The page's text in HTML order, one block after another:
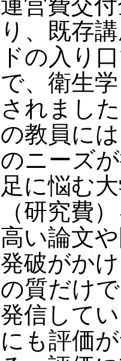
り、既存
ドの入り
で、衛生
されまし
の教員に
のニーズ
足に悩む
（研究費
高い論文
発破がか
の質だけ
発信して
にも評価